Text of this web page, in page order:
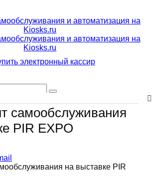
самообслуживания
PIR EXPO